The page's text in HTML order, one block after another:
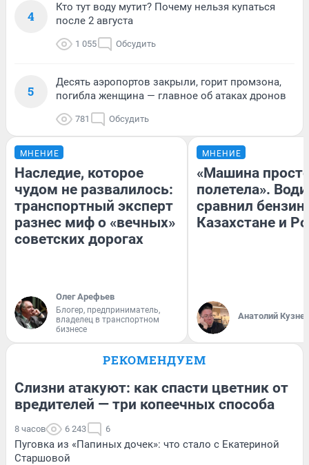
4
Кто тут воду мутит? Почему нельзя купаться
после 2 августа
1 055 Обсудить
5
Десять аэропортов закрыли, горит промзона,
погибла женщина — главное об атаках дронов
781 Обсудить
МНЕНИЕ
Наследие, которое
чудом не развалилось:
транспортный эксперт
разнес миф о «вечных»
советских дорогах
Олег Арефьев
Блогер, предприниматель,
владелец в транспортном
бизнесе
МНЕНИЕ
«Машина
полетела».
сравнил бензин
Казахстане и
Анатолий
РЕКОМЕНДУЕМ
Слизни атакуют: как спасти цветник от
вредителей — три копеечных способа
8 часов 6 243 6
Пуговка из «Папиных дочек»: что стало с Екатериной
Старшовой